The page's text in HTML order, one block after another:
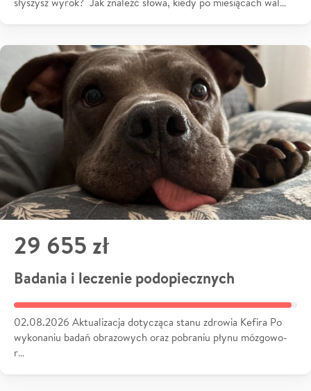
29 655 zł
Badania i leczenie podopiecznych
02.08.2026 Aktualizacja dotycząca stanu zdrowia Kefira Po
wykonaniu badań obrazowych oraz pobraniu płynu mózgowo-
r…